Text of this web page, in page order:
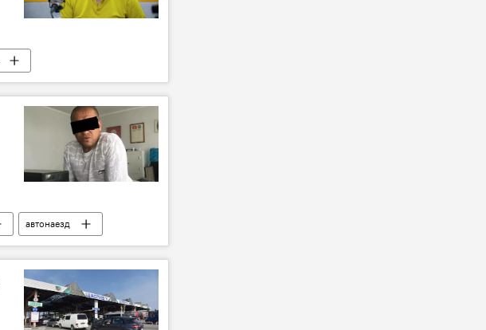
автонаезд